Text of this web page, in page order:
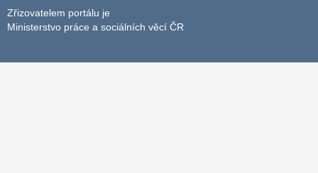
Zřizovatelem portálu je
Ministerstvo práce a sociálních věcí ČR